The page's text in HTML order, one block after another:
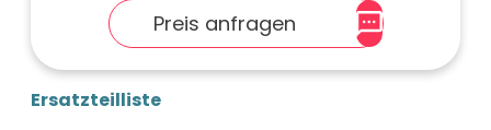
Preis anfragen
Ersatzteilliste